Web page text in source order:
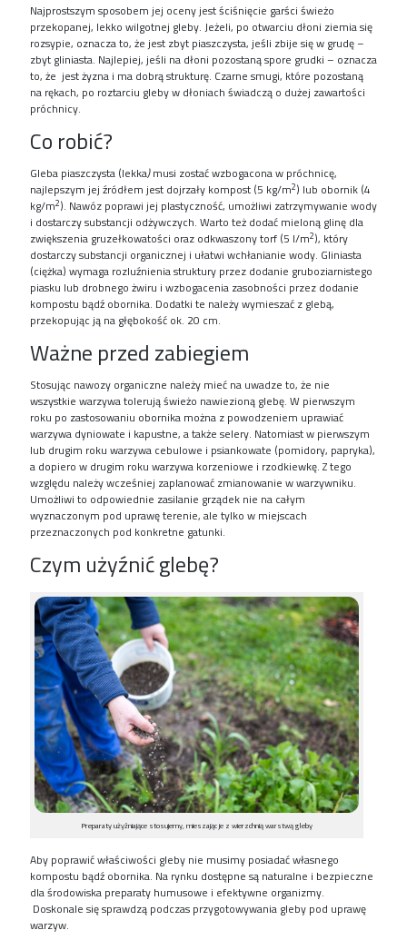
Najprostszym sposobem jej oceny jest ściśnięcie garści świeżo
przekopanej, lekko wilgotnej gleby. Jeżeli, po otwarciu dłoni ziemia się
rozsypie, oznacza to, że jest zbyt piaszczysta, jeśli zbije się w grudę –
zbyt gliniasta. Najlepiej, jeśli na dłoni pozostaną spore grudki – oznacza
to, że jest żyzna i ma dobrą strukturę. Czarne smugi, które pozostaną
na rękach, po roztarciu gleby w dłoniach świadczą o dużej zawartości
próchnicy.
Co robić?
Gleba piaszczysta (lekka)musi zostać wzbogacona w próchnicę,
najlepszym jej źródłem jest dojrzały kompost (5 kg/m2) lub obornik (4
kg/m2). Nawóz poprawi jej plastyczność, umożliwi zatrzymywanie wody
i dostarczy substancji odżywczych. Warto też dodać mieloną glinę dla
zwiększenia gruzełkowatości oraz odkwaszony torf (5 l/m2), który
dostarczy substancji organicznej i ułatwi wchłanianie wody. Gliniasta
(ciężka) wymaga rozluźnienia struktury przez dodanie gruboziarnistego
piasku lub drobnego żwiru i wzbogacenia zasobności przez dodanie
kompostu bądź obornika. Dodatki te należy wymieszać z glebą,
przekopując ją na głębokość ok. 20 cm.
Ważne przed zabiegiem
Stosując nawozy organiczne należy mieć na uwadze to, że nie
wszystkie warzywa tolerują świeżo nawiezioną glebę. W pierwszym
roku po zastosowaniu obornika można z powodzeniem uprawiać
warzywa dyniowate i kapustne, a także selery. Natomiast w pierwszym
lub drugim roku warzywa cebulowe i psiankowate (pomidory, papryka),
a dopiero w drugim roku warzywa korzeniowe i rzodkiewkę. Z tego
względu należy wcześniej zaplanować zmianowanie w warzywniku.
Umożliwi to odpowiednie zasilanie grządek nie na całym
wyznaczonym pod uprawę terenie, ale tylko w miejscach
przeznaczonych pod konkretne gatunki.
Czym użyźnić glebę?
Preparaty użyźniające stosujemy, mieszając je z wierzchnią warstwą gleby
Aby poprawić właściwości gleby nie musimy posiadać własnego
kompostu bądź obornika. Na rynku dostępne są naturalne i bezpieczne
dla środowiska preparaty humusowe i efektywne organizmy.
Doskonale się sprawdzą podczas przygotowywania gleby pod uprawę
warzyw.